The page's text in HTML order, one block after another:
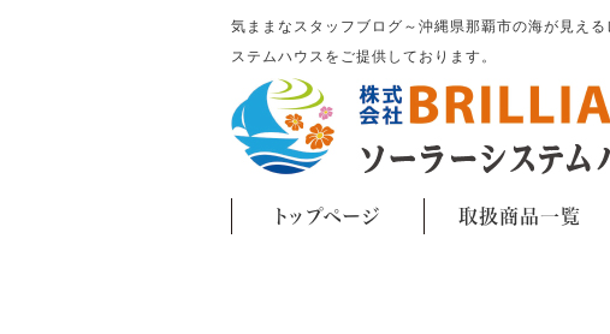
気ままなスタッフブログ～沖縄県那覇市の海が見え
ステムハウスをご提供しております。
トップページ 取扱商品一覧